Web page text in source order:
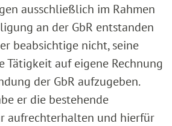
ausschließlich im Rahmen
an der GbR entstanden
beabsichtige nicht, seine
Tätigkeit auf eigene Rechnung
der GbR aufzugeben.
er die bestehende
aufrechterhalten und hierfür